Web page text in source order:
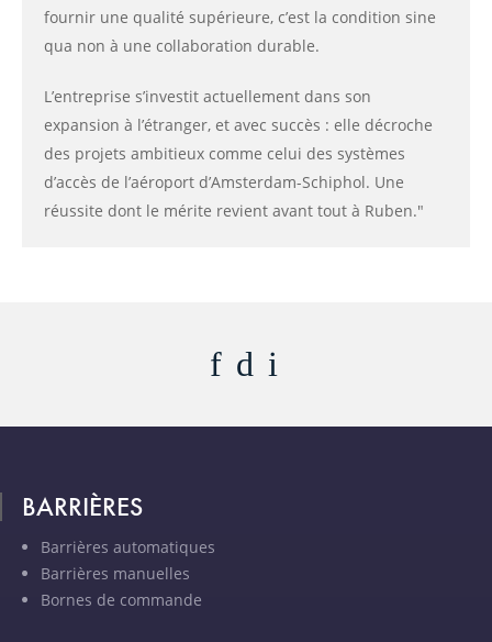
fournir une qualité supérieure, c’est la condition sine
qua non à une collaboration durable.
L’entreprise s’investit actuellement dans son
expansion à l’étranger, et avec succès : elle décroche
des projets ambitieux comme celui des systèmes
d’accès de l’aéroport d’Amsterdam-Schiphol. Une
réussite dont le mérite revient avant tout à Ruben."
BARRIÈRES
Barrières automatiques
Barrières manuelles
Bornes de commande